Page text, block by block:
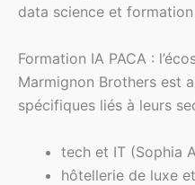
data science et
Formation IA PACA :
Marmignon Brothers est
spécifiques liés à leurs
tech et IT (Sophia
hôtellerie de luxe